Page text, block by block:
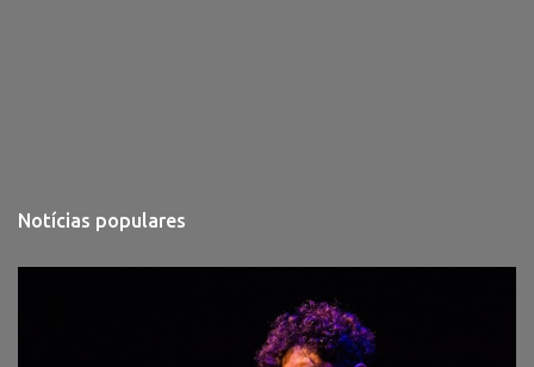
Notícias populares